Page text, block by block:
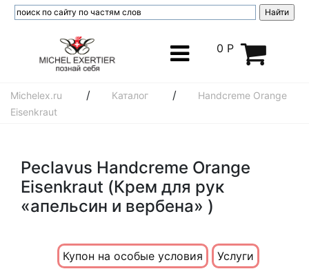
0 Р
Michelex.ru / Каталог /
Handcreme Orange
Eisenkraut
Peclavus Handcreme Orange
Eisenkraut (Крем для рук
«апельсин и вербена» )
Купон на особые условия Услуги